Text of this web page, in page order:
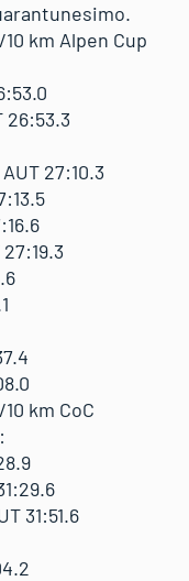
km Alpen Cup
26:53.3
27:10.3
km CoC
31:51.6